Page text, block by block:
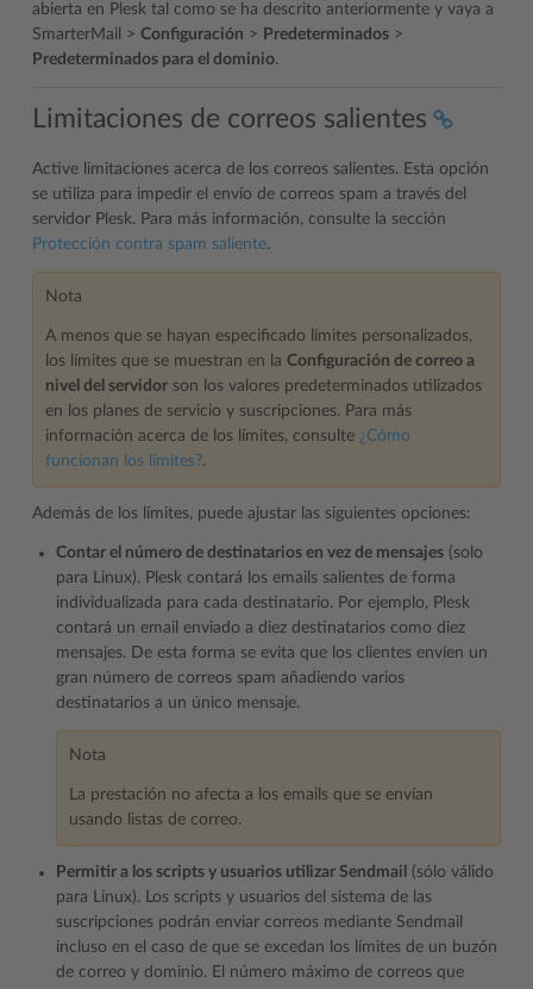
abierta en Plesk tal como se ha descrito anteriormente y vaya a
SmarterMail > Configuración > Predeterminados >
Predeterminados para el dominio.
Limitaciones de correos salientes
Active limitaciones acerca de los correos salientes. Esta opción
se utiliza para impedir el envío de correos spam a través del
servidor Plesk. Para más información, consulte la sección
Protección contra spam saliente.
Nota
A menos que se hayan especificado límites personalizados,
los límites que se muestran en la Configuración de correo a
nivel del servidor son los valores predeterminados utilizados
en los planes de servicio y suscripciones. Para más
información acerca de los límites, consulte ¿Cómo
funcionan los límites?.
Además de los límites, puede ajustar las siguientes opciones:
Contar el número de destinatarios en vez de mensajes (solo
para Linux). Plesk contará los emails salientes de forma
individualizada para cada destinatario. Por ejemplo, Plesk
contará un email enviado a diez destinatarios como diez
mensajes. De esta forma se evita que los clientes envíen un
gran número de correos spam añadiendo varios
destinatarios a un único mensaje.
Nota
La prestación no afecta a los emails que se envían
usando listas de correo.
Permitir a los scripts y usuarios utilizar Sendmail (sólo válido
para Linux). Los scripts y usuarios del sistema de las
suscripciones podrán enviar correos mediante Sendmail
incluso en el caso de que se excedan los límites de un buzón
de correo y dominio. El número máximo de correos que